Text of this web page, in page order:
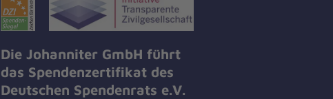
Die Johanniter GmbH führt
das Spendenzertifikat des
Deutschen Spendenrats e.V.